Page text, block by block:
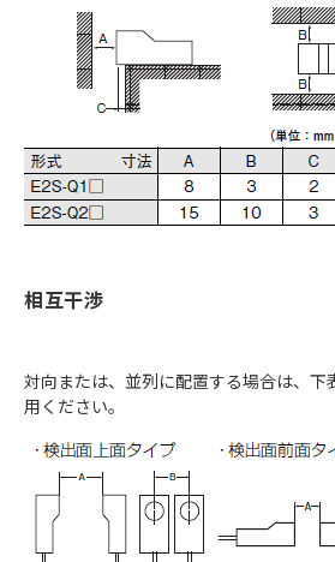
相互干渉
対向または、並列に配置する場合は、下
用ください。